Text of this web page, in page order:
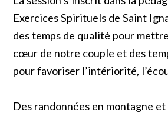
Exercices Spirituels de Saint
des temps de qualité pour
cœur de notre couple et des
pour favoriser l’intériorité,
Des randonnées en montagne